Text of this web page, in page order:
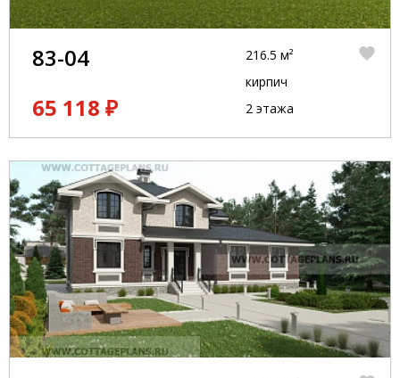
83-04
65 118 ₽
216.5 м²
кирпич
2 этажа